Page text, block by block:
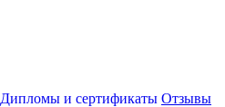
Дипломы и сертификаты Отзывы